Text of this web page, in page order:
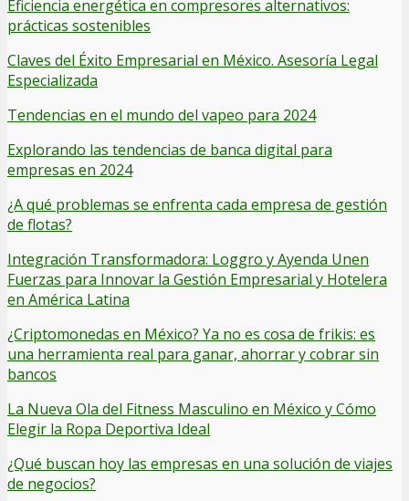
Eficiencia energética en compresores alternativos:
prácticas sostenibles
Claves del Éxito Empresarial en México. Asesoría Legal
Especializada
Tendencias en el mundo del vapeo para 2024
Explorando las tendencias de banca digital para
empresas en 2024
¿A qué problemas se enfrenta cada empresa de gestión
de flotas?
Integración Transformadora: Loggro y Ayenda Unen
Fuerzas para Innovar la Gestión Empresarial y Hotelera
en América Latina
¿Criptomonedas en México? Ya no es cosa de frikis: es
una herramienta real para ganar, ahorrar y cobrar sin
bancos
La Nueva Ola del Fitness Masculino en México y Cómo
Elegir la Ropa Deportiva Ideal
¿Qué buscan hoy las empresas en una solución de viajes
de negocios?